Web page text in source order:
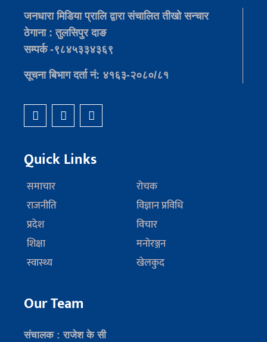
जनधारा मिडिया प्रालि द्वारा संचालित तीखो सन्चार
ठेगाना : तुलसिपुर दाङ
सम्पर्क -९८४५३३४३६९
सूचना बिभाग दर्ता नं: ४१६३-२०८०/८१
Quick Links
समाचार
राजनीति
प्रदेश
शिक्षा
स्वास्थ्य
रोचक
विज्ञान प्रविधि
विचार
मनोरञ्जन
खेलकुद
Our Team
संचालक : राजेश के सी